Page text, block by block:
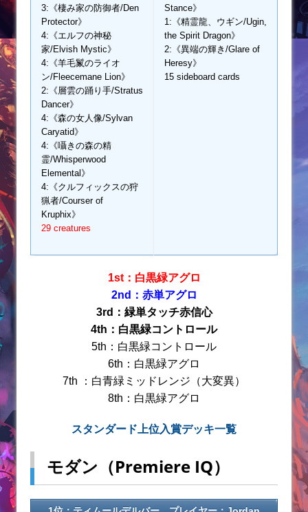
3:《棲み家の防御者/Den
Protector》
4:《エルフの神秘
家/Elvish Mystic》
4:《羊毛鬣のライオ
ン/Fleecemane Lion》
2:《層雲の踊り手/Stratus
Dancer》
4:《森の女人像/Sylvan
Caryatid》
4:《囁きの森の精
霊/Whisperwood
Elemental》
4:《クルフィックスの狩
猟者/Courser of
Kruphix》
29 creatures
Stance》
1:《精霊龍、ウギン/Ugin,
the Spirit Dragon》
2:《異端の輝き/Glare of
Heresy》
15 sideboard cards
1st：白黒緑アグロ
2nd：赤単アグロ
3rd：緑単タッチ赤信心
4th：白黒緑コントロール
5th：白黒緑コントロール
6th：白黒緑アグロ
7th ：白青緑ミッドレンジ（大変異）
8th：白黒緑アグロ
スタンダード上位入賞デッキ一覧
モダン（Premiere IQ）